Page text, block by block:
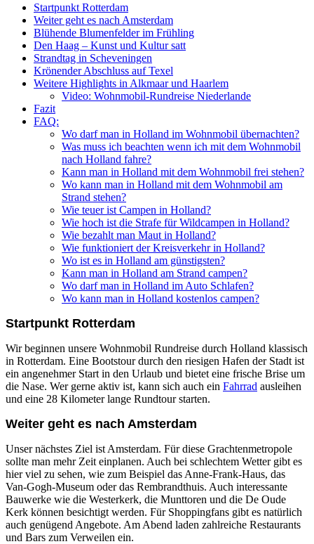
Startpunkt Rotterdam
Weiter geht es nach Amsterdam
Blühende Blumenfelder im Frühling
Den Haag – Kunst und Kultur satt
Strandtag in Scheveningen
Krönender Abschluss auf Texel
Weitere Highlights in Alkmaar und Haarlem
Video: Wohnmobil-Rundreise Niederlande
Fazit
FAQ:
Wo darf man in Holland im Wohnmobil übernachten?
Was muss ich beachten wenn ich mit dem Wohnmobil
nach Holland fahre?
Kann man in Holland mit dem Wohnmobil frei stehen?
Wo kann man in Holland mit dem Wohnmobil am
Strand stehen?
Wie teuer ist Campen in Holland?
Wie hoch ist die Strafe für Wildcampen in Holland?
Wie bezahlt man Maut in Holland?
Wie funktioniert der Kreisverkehr in Holland?
Wo ist es in Holland am günstigsten?
Kann man in Holland am Strand campen?
Wo darf man in Holland im Auto Schlafen?
Wo kann man in Holland kostenlos campen?
Startpunkt Rotterdam
Wir beginnen unsere Wohnmobil Rundreise durch Holland klassisch
in Rotterdam. Eine Bootstour durch den riesigen Hafen der Stadt ist
ein angenehmer Start in den Urlaub und bietet eine frische Brise um
die Nase. Wer gerne aktiv ist, kann sich auch ein Fahrrad ausleihen
und eine 28 Kilometer lange Rundtour starten.
Weiter geht es nach Amsterdam
Unser nächstes Ziel ist Amsterdam. Für diese Grachtenmetropole
sollte man mehr Zeit einplanen. Auch bei schlechtem Wetter gibt es
hier viel zu sehen, wie zum Beispiel das Anne-Frank-Haus, das
Van-Gogh-Museum oder das Rembrandthuis. Auch interessante
Bauwerke wie die Westerkerk, die Munttoren und die De Oude
Kerk können besichtigt werden. Für Shoppingfans gibt es natürlich
auch genügend Angebote. Am Abend laden zahlreiche Restaurants
und Bars zum Verweilen ein.